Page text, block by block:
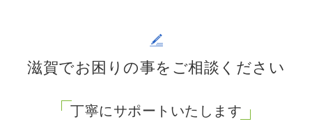
滋賀でお困りの事をご相談ください
丁寧にサポートいたします